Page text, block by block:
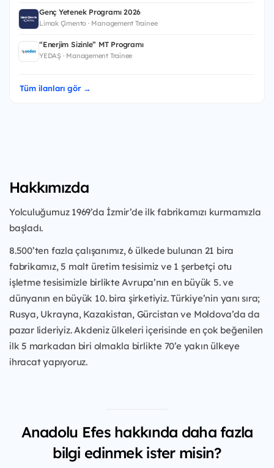
Genç Yetenek Programı 2026
Limak Çimento · Management Trainee
“Enerjim Sizinle” MT Programı
YEDAŞ · Management Trainee
Tüm ilanları gör →
Hakkımızda
Yolculuğumuz 1969’da İzmir’de ilk fabrikamızı kurmamızla
başladı.
8.500’ten fazla çalışanımız, 6 ülkede bulunan 21 bira
fabrikamız, 5 malt üretim tesisimiz ve 1 şerbetçi otu
işletme tesisimizle birlikte Avrupa’nın en büyük 5. ve
dünyanın en büyük 10. bira şirketiyiz. Türkiye’nin yanı sıra;
Rusya, Ukrayna, Kazakistan, Gürcistan ve Moldova’da da
pazar lideriyiz. Akdeniz ülkeleri içerisinde en çok beğenilen
ilk 5 markadan biri olmakla birlikte 70’e yakın ülkeye
ihracat yapıyoruz.
Anadolu Efes hakkında daha fazla
bilgi edinmek ister misin?